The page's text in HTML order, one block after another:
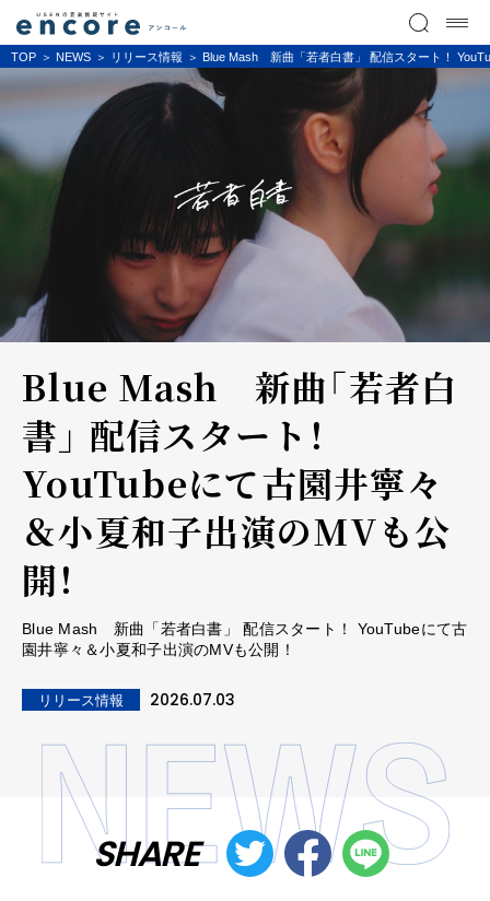
TOP NEWS リリース情報 Blue Mash 新曲「若者白書」 配信スタート！
Blue Mash 新曲「若者白
書」 配信スタート！
YouTubeにて古園井寧々
＆小夏和子出演のMVも公
開！
Blue Mash 新曲「若者白書」 配信スタート！ YouTubeにて古
園井寧々＆小夏和子出演のMVも公開！
リリース情報 2026.07.03
SHARE